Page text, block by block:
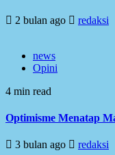
2 bulan ago redaksi
news
Opini
4 min read
Optimisme Menatap
3 bulan ago redaksi